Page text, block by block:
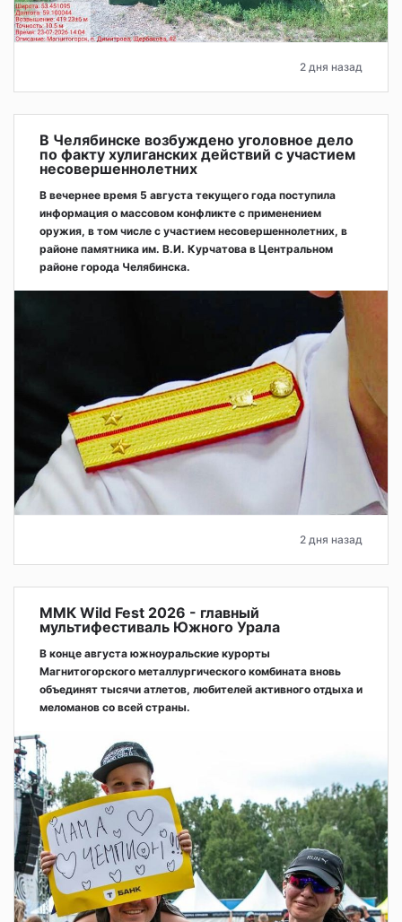
2 дня назад
В Челябинске возбуждено уголовное дело
по факту хулиганских действий с участием
несовершеннолетних
В вечернее время 5 августа текущего года поступила
информация о массовом конфликте с применением
оружия, в том числе с участием несовершеннолетних, в
районе памятника им. В.И. Курчатова в Центральном
районе города Челябинска.
2 дня назад
ММК Wild Fest 2026 - главный
мультифестиваль Южного Урала
В конце августа южноуральские курорты
Магнитогорского металлургического комбината вновь
объединят тысячи атлетов, любителей активного отдыха и
меломанов со всей страны.